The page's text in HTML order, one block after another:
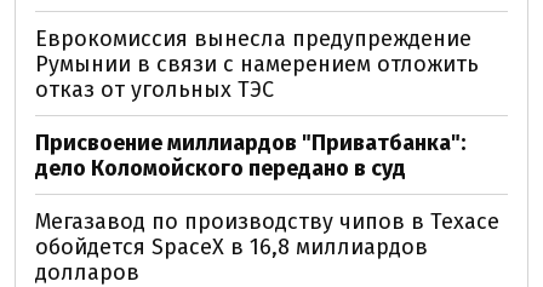
Еврокомиссия вынесла предупреждение
Румынии в связи с намерением отложить
отказ от угольных ТЭС
Присвоение миллиардов "Приватбанка":
дело Коломойского передано в суд
Мегазавод по производству чипов в Техасе
обойдется SpaceX в 16,8 миллиардов
долларов